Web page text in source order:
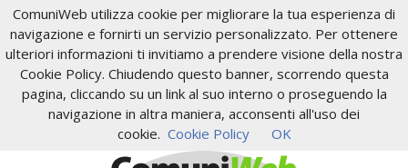
ComuniWeb utilizza cookie per migliorare la tua esperienza di
navigazione e fornirti un servizio personalizzato. Per ottenere
ulteriori informazioni ti invitiamo a prendere visione della nostra
Cookie Policy. Chiudendo questo banner, scorrendo questa
pagina, cliccando su un link al suo interno o proseguendo la
navigazione in altra maniera, acconsenti all'uso dei
cookie. Cookie Policy OK